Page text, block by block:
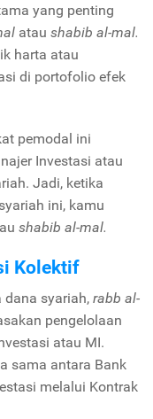
yang penting
atau shabib al-mal.
harta atau
di portofolio efek
pemodal ini
Investasi atau
Jadi, ketika
ini, kamu
shabib al-mal.
Kolektif
dana syariah, rabb al-
pengelolaan
atau MI.
sama antara Bank
melalui Kontrak